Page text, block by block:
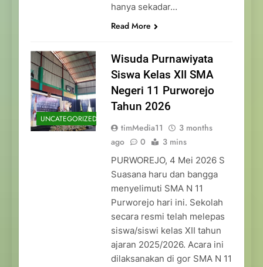
hanya sekadar…
Read More
UNCATEGORIZED
Wisuda Purnawiyata
Siswa Kelas XII SMA
Negeri 11 Purworejo
Tahun 2026
timMedia11
3 months
ago
0 3 mins
PURWOREJO, 4 Mei 2026 S
Suasana haru dan bangga
menyelimuti SMA N 11
Purworejo hari ini. Sekolah
secara resmi telah melepas
siswa/siswi kelas XII tahun
ajaran 2025/2026. Acara ini
dilaksanakan di gor SMA N 11